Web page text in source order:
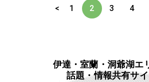
< 1 2 3 4
伊達・室蘭・洞爺湖エ
話題・情報共有サ